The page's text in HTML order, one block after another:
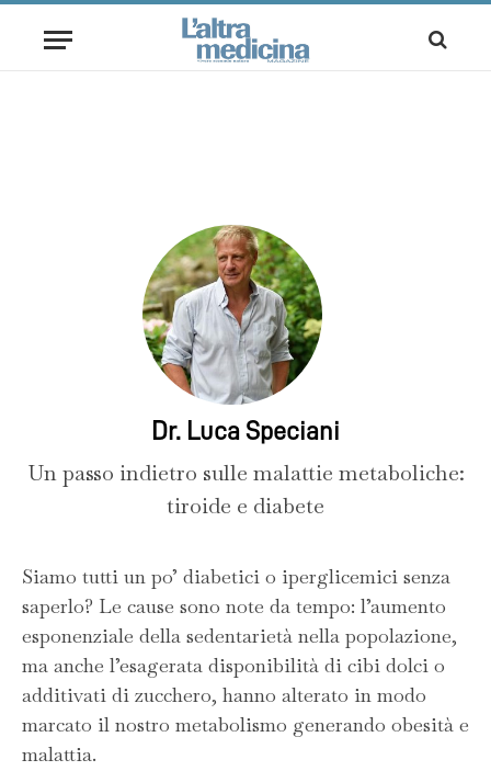
Dr. Luca Speciani
Un passo indietro sulle malattie metaboliche:
tiroide e diabete
Siamo tutti un po’ diabetici o iperglicemici senza
saperlo? Le cause sono note da tempo: l’aumento
esponenziale della sedentarietà nella popolazione,
ma anche l’esagerata disponibilità di cibi dolci o
additivati di zucchero, hanno alterato in modo
marcato il nostro metabolismo generando obesità e
malattia.